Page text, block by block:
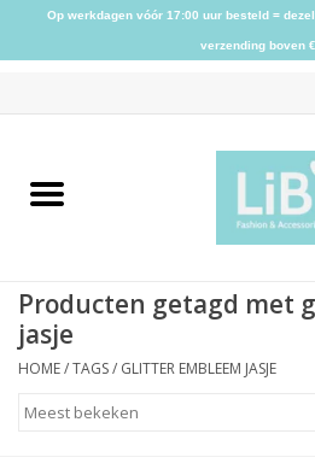
Home
Kleding
Producten getagd met
jasje
HOME/TAGS/ GLITTER EMBLEEM JASJE
Op werkdagen vóór 17:00 uur besteld =
verzending boven